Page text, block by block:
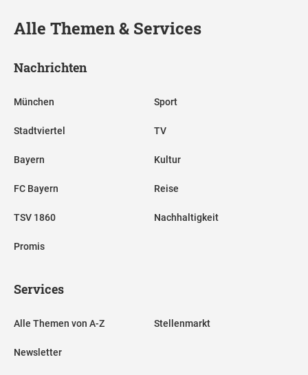
Alle Themen & Services
Nachrichten
München
Stadtviertel
Bayern
FC Bayern
TSV 1860
Promis
Sport
TV
Kultur
Reise
Nachhaltigkeit
Services
Alle Themen von A-Z
Newsletter
Stellenmarkt